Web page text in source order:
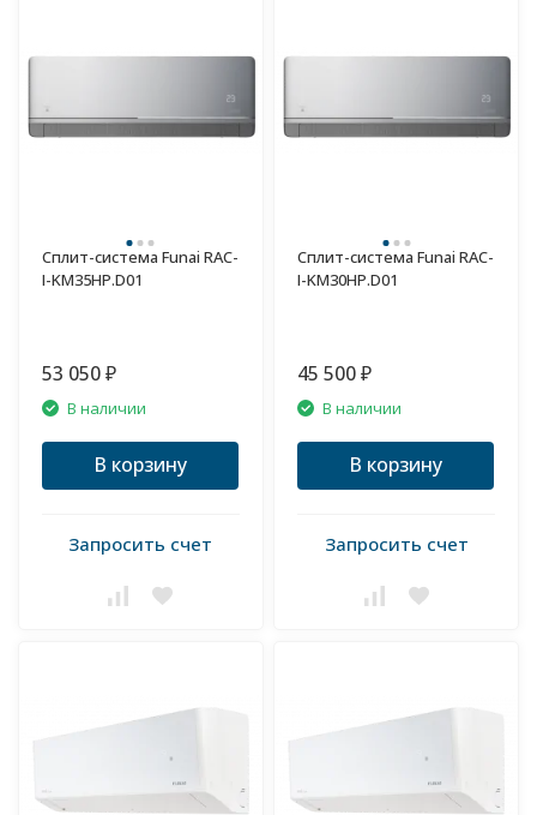
Сплит-система Funai RAC-
I-KM35HP.D01
53 050 ₽
В наличии
В корзину
Запросить счет
Сплит-система Funai RAC-
I-KM30HP.D01
45 500 ₽
В наличии
В корзину
Запросить счет